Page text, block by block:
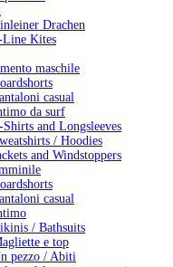
Drachen
Line Kites
maschile
casual
da surf
Shirts and Longsleeves
/ Hoodies
and Windstoppers
casual
/ Bathsuits
e top
pezzo / Abiti